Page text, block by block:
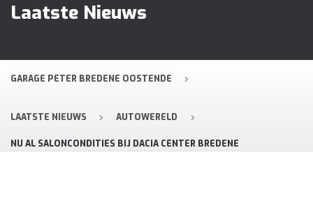
Laatste Nieuws
GARAGE PETER BREDENE OOSTENDE
LAATSTE NIEUWS AUTOWERELD
NU AL SALONCONDITIES BIJ DACIA CENTER BREDENE